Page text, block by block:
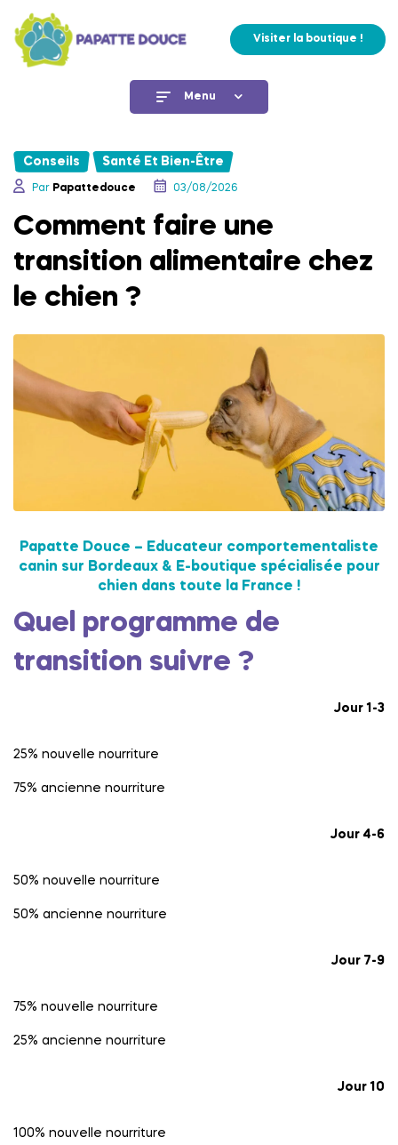
Visiter la boutique !
Menu
Conseils Santé Et Bien-Être
Par Papattedouce 03/08/2026
Comment faire une
transition alimentaire chez
le chien ?
Papatte Douce – Educateur comportementaliste
canin sur Bordeaux & E-boutique spécialisée pour
chien dans toute la France !
Quel programme de
transition suivre ?
Jour 1-3
25% nouvelle nourriture
75% ancienne nourriture
Jour 4-6
50% nouvelle nourriture
50% ancienne nourriture
Jour 7-9
75% nouvelle nourriture
25% ancienne nourriture
Jour 10
100% nouvelle nourriture